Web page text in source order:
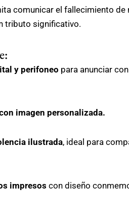
comunicar el fallecimiento de
tributo significativo.
y perifoneo para anunciar
imagen personalizada.
ilustrada, ideal para
impresos con diseño